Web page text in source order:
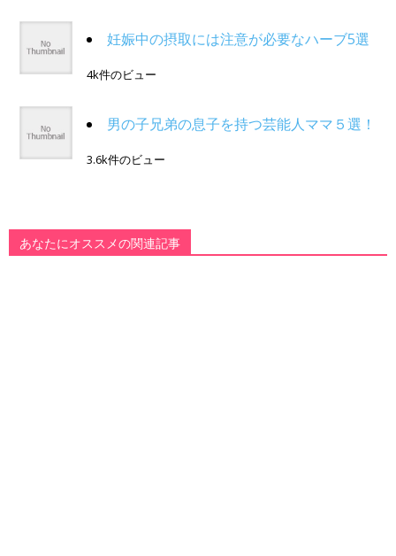
妊娠中の摂取には注意が必要なハーブ5選
4k件のビュー
男の子兄弟の息子を持つ芸能人ママ５選！
3.6k件のビュー
あなたにオススメの関連記事